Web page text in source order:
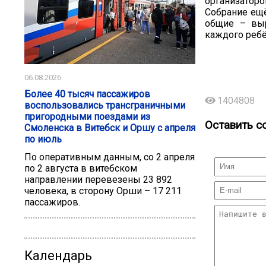
06.08.2026
Более 40 тысяч пассажиров
воспользовались трансграничными
пригородными поездами из
Смоленска в Витебск и Оршу с апреля
по июль
По оперативным данным, со 2 апреля
по 2 августа в витебском
направлении перевезены 23 892
человека, в сторону Орши – 17 211
пассажиров.
Календарь
Собрание
общие –
каждого
1404808
Оставить